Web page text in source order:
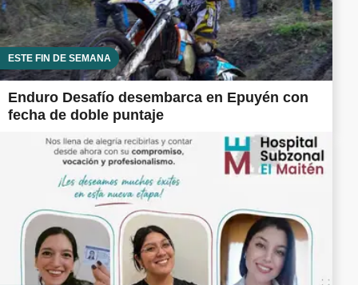
ESTE FIN DE SEMANA
Enduro Desafío desembarca en Epuyén con
fecha de doble puntaje